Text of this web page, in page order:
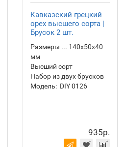
Кавказский грецкий
орех высшего сорта |
Брусок 2 шт.
Размеры ... 140х50х40
мм
Высший сорт
Набор из двух брусков
Модель: DIY 0126
935р.